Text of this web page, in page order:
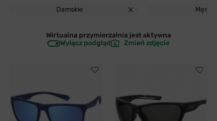
Damskie Męskie
Wirtualna przymierzalnia jestaktywna
Wyłącz podgląd
Zmień zdjęcie